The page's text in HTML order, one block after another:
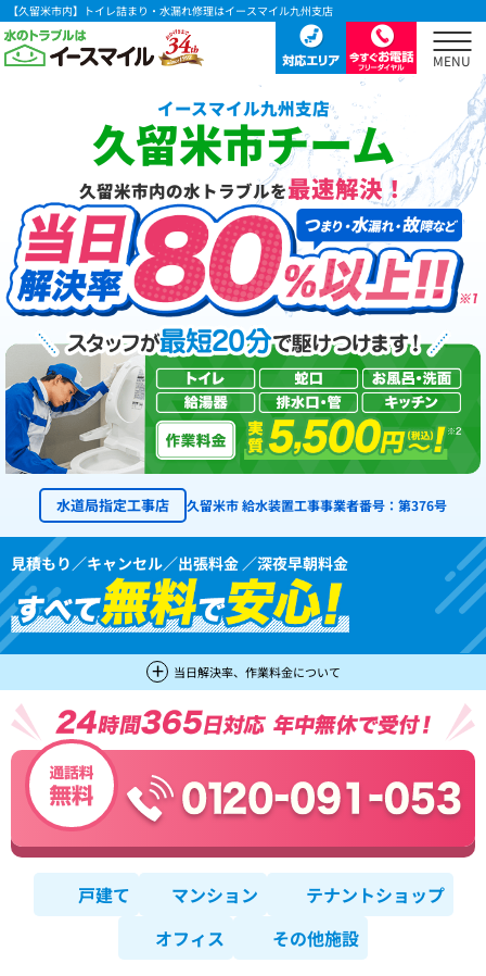
【久留米市内】トイレ詰まり・水漏れ修理はイースマイル九州支店
イースマイル九州支店
久留米市チーム
久留米市内の水トラブルを最速解決！
水道局指定工事店 久留米市 給水装置工事事業者番号：第376号
見積もり／キャンセル／出張料金 ／深夜早朝料金
当日解決率、作業料金について
戸建て マンション
テナントショップ
オフィス
その他施設